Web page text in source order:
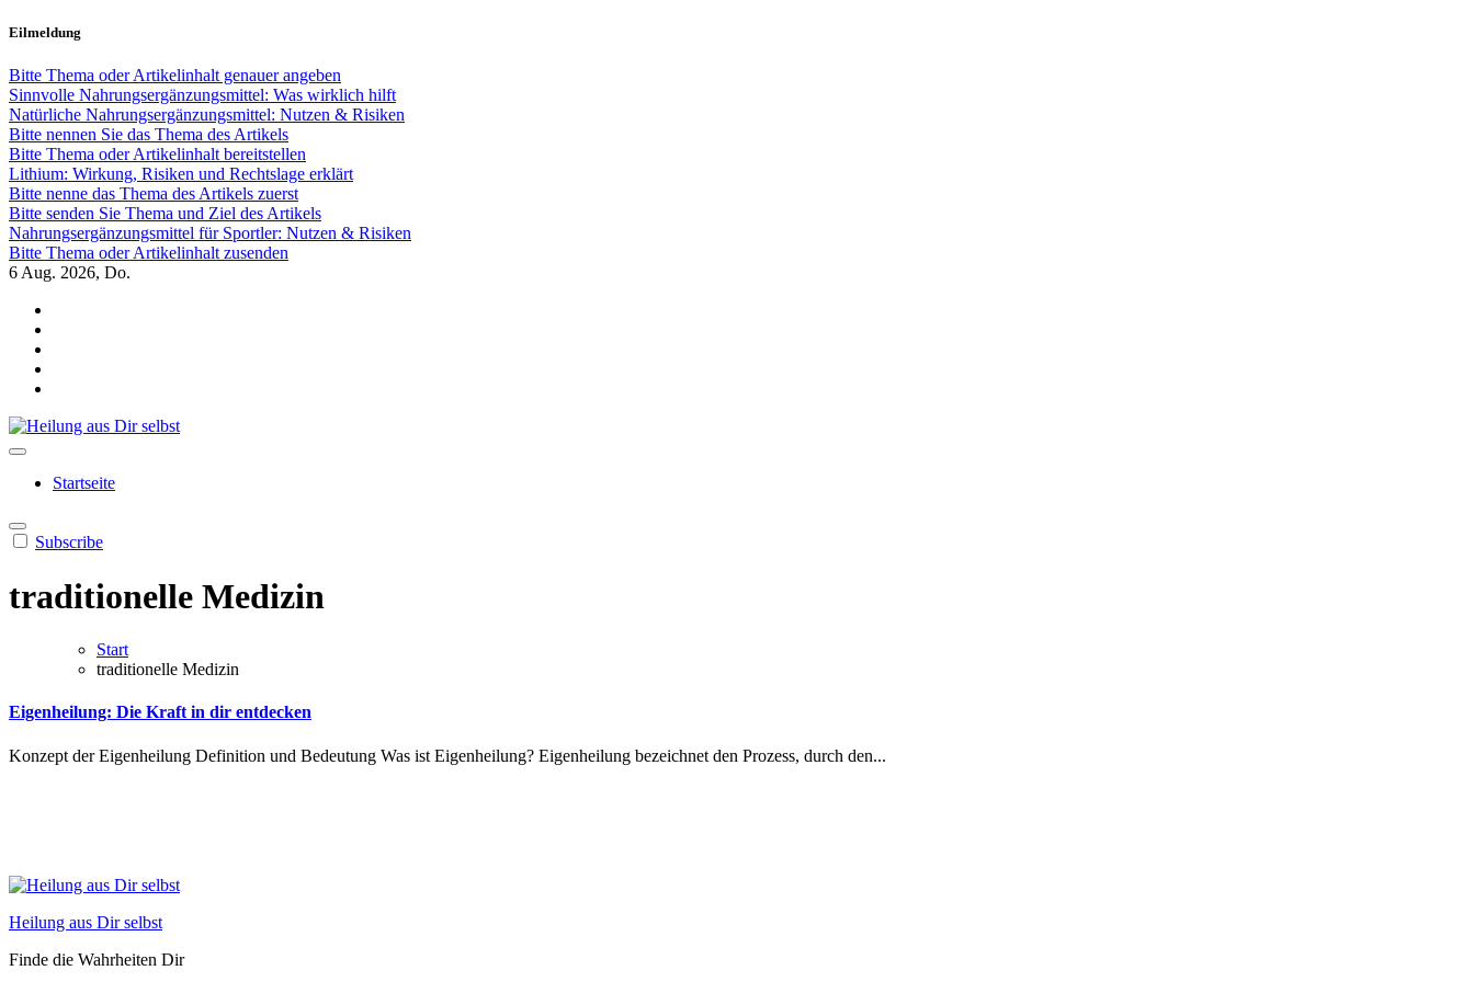
Zum
springen
Eilmeldung
Bitte Thema oder Artikelinhalt genauer angeben
Sinnvolle Nahrungsergänzungsmittel: Was wirklich hilft
Natürliche Nahrungsergänzungsmittel: Nutzen & Risiken
Bitte nennen Sie das Thema des Artikels
Bitte Thema oder Artikelinhalt bereitstellen
Lithium: Wirkung, Risiken und Rechtslage erklärt
Bitte nenne das Thema des Artikels zuerst
Bitte senden Sie Thema und Ziel des Artikels
Nahrungsergänzungsmittel für Sportler: Nutzen & Risiken
Bitte Thema oder Artikelinhalt zusenden
6 Aug. 2026, Do.
Startseite
Subscribe
traditionelle Medizin
Start
traditionelle Medizin
Eigenheilung: Die Kraft in dir entdecken
Konzept der Eigenheilung Definition und Bedeutung Was ist Eigenheilung? Eigenheilung bezeichnet den Prozess, durch den...
Heilung aus Dir selbst
Finde die Wahrheiten Dir